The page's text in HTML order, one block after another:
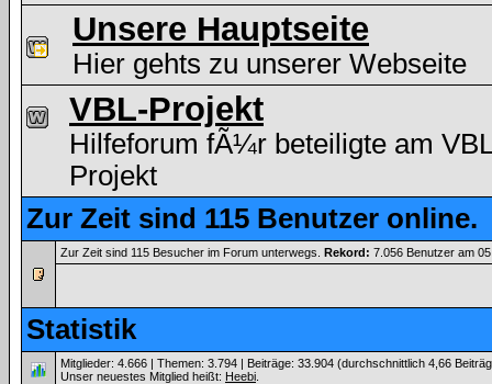
Unsere Hauptseite
Hier gehts zu unserer Webseite
VBL-Projekt
Hilfeforum fÃ¼r beteiligte am
Projekt
Zur Zeit sind 115 Benutzer online.
Zur Zeit sind 115 Besucher im Forum unterwegs. Rekord: 7.056 Benutzer am
Statistik
Mitglieder: 4.666 | Themen: 3.794 | Beiträge: 33.904 (durchschnittlich 4,66
Unser neuestes Mitglied heißt: Heebi